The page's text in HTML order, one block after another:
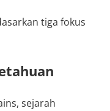
tiga fokus
sejarah